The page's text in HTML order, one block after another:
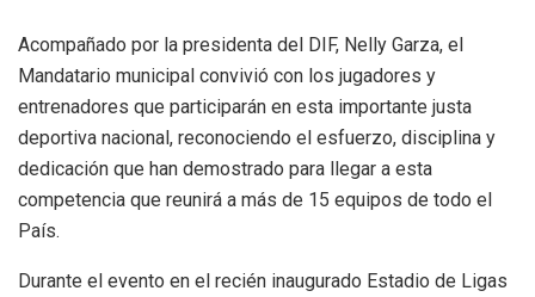
Acompañado por la presidenta del DIF, Nelly Garza, el
Mandatario municipal convivió con los jugadores y
entrenadores que participarán en esta importante justa
deportiva nacional, reconociendo el esfuerzo, disciplina y
dedicación que han demostrado para llegar a esta
competencia que reunirá a más de 15 equipos de todo el
País.
Durante el evento en el recién inaugurado Estadio de Ligas